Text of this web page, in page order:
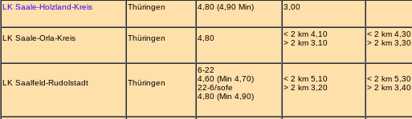
LK Saale-Holzland-Kreis Thüringen 4,80 (4,90 Min) 3,00
LK Saale-Orla-Kreis Thüringen 4,80
< 2 km 4,10
> 2 km 3,10
< 2 km 4,30
> 2 km 3,30
LK Saalfeld-Rudolstadt Thüringen
6-22
4,60 (Min 4,70)
22-6/sofe
4,80 (Min 4,90)
< 2 km 5,10
> 2 km 3,20
< 2 km 5,30
> 2 km 3,40